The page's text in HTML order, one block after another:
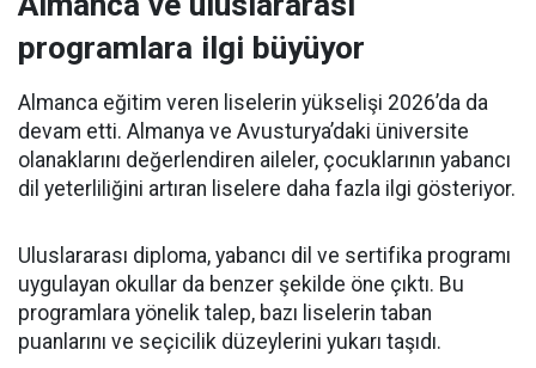
programlara ilgi büyüyor
Almanca eğitim veren liselerin yükselişi 2026’da da
devam etti. Almanya ve Avusturya’daki üniversite
olanaklarını değerlendiren aileler, çocuklarının yabancı
dil yeterliliğini artıran liselere daha fazla ilgi gösteriyor.
Uluslararası diploma, yabancı dil ve sertifika programı
uygulayan okullar da benzer şekilde öne çıktı. Bu
programlara yönelik talep, bazı liselerin taban
puanlarını ve seçicilik düzeylerini yukarı taşıdı.